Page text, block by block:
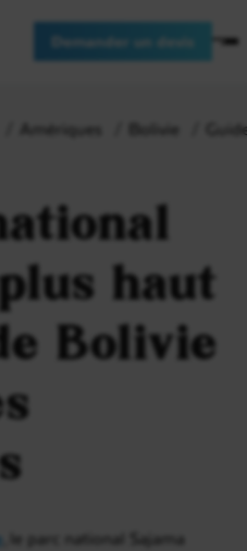
Demander un devis
Amériques Bolivie
haut
Bolivie
, le parc national Sajama